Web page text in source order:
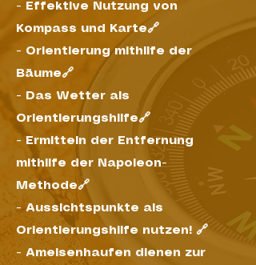
-
Effektive Nutzung von
Kompass und Karte🔗
- Orientierung mithilfe der
Bäume🔗
- Das Wetter als
Orientierungshilfe🔗
-
Ermitteln der Entfernung
mithilfe der Napoleon-
Methode🔗
- Aussichtspunkte als
Orientierungshilfe nutzen! 🔗
- Ameisenhaufen dienen zur